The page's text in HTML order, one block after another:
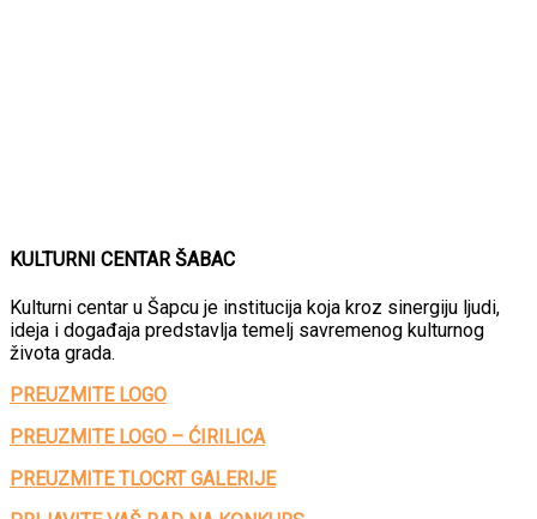
KULTURNI CENTAR ŠABAC
Kulturni centar u Šapcu je institucija koja kroz sinergiju ljudi,
ideja i događaja predstavlja temelj savremenog kulturnog
života grada.
PREUZMITE LOGO
PREUZMITE LOGO – ĆIRILICA
PREUZMITE TLOCRT GALERIJE